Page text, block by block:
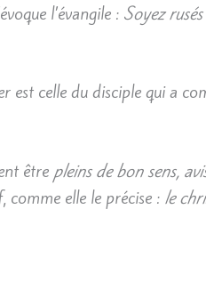
l’évangile : Soyez
est celle du disciple qui a
être pleins de bon sens,
comme elle le précise : le